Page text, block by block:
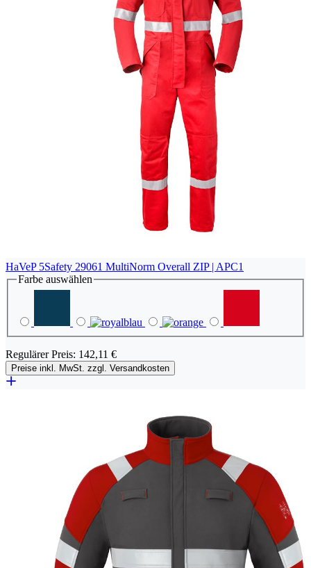
HaVeP 5Safety 29061 MultiNorm Overall ZIP | APC1
Farbe auswählen
Regulärer Preis: 142,11 €
Preise inkl. MwSt. zzgl. Versandkosten